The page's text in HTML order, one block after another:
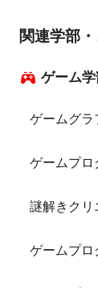
関連学部
ゲーム
ゲームグラ
ゲームプロ
謎解きクリ
ゲームプロ